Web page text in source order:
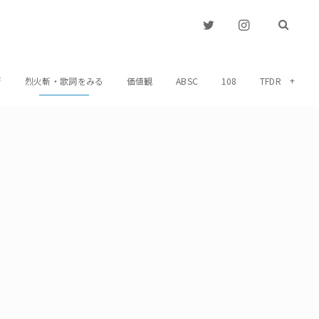
烈火斬・歌詞をみる 価値観 ABSC 108 TFDR